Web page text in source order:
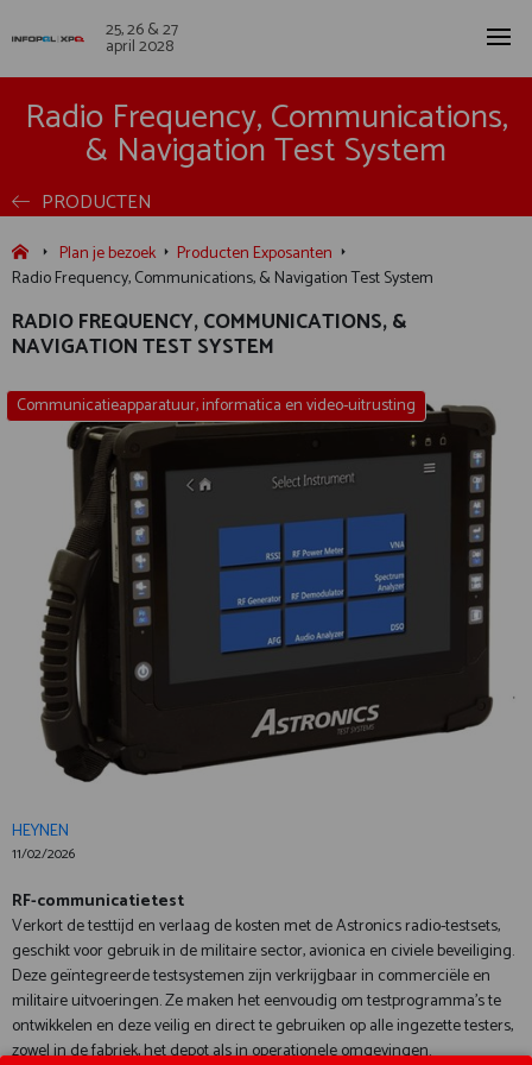
25, 26 & 27
april 2028
Radio Frequency, Communications,
& Navigation Test System
PRODUCTEN
Plan je bezoek
Producten Exposanten
Radio Frequency, Communications, & Navigation Test System
RADIO FREQUENCY, COMMUNICATIONS, &
NAVIGATION TEST SYSTEM
Communicatieapparatuur, informatica en video-uitrusting
HEYNEN
11/02/2026
RF-communicatietest
Verkort de testtijd en verlaag de kosten met de Astronics radio-testsets,
geschikt voor gebruik in de militaire sector, avionica en civiele beveiliging.
Deze geïntegreerde testsystemen zijn verkrijgbaar in commerciële en
militaire uitvoeringen. Ze maken het eenvoudig om testprogramma’s te
ontwikkelen en deze veilig en direct te gebruiken op alle ingezette testers,
zowel in de fabriek, het depot als in operationele omgevingen.